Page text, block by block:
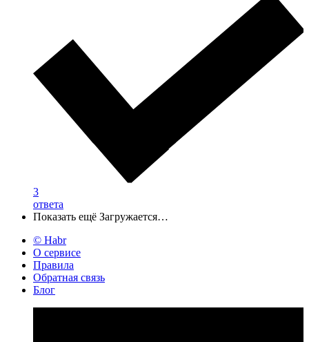
3
ответа
Показать ещё Загружается…
© Habr
О сервисе
Правила
Обратная связь
Блог